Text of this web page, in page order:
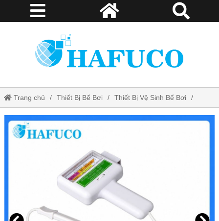
Trang chủ Thiết Bị Bể Bơi Thiết Bị Vệ Sinh Bể Bơi
Máy đo nồng độ Clo và pH cầm tay